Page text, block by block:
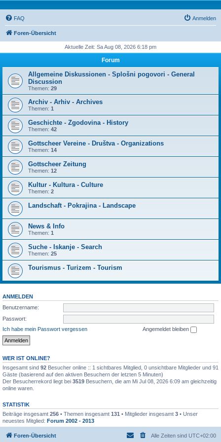
FAQ Anmelden
Foren-Übersicht
Aktuelle Zeit: Sa Aug 08, 2026 6:18 pm
Forum
Allgemeine Diskussionen - Splošni pogovori - General
Discussion
Themen: 29
Archiv - Arhiv - Archives
Themen: 1
Geschichte - Zgodovina - History
Themen: 42
Gottscheer Vereine - Društva - Organizations
Themen: 14
Gottscheer Zeitung
Themen: 12
Kultur - Kultura - Culture
Themen: 2
Landschaft - Pokrajina - Landscape
News & Info
Themen: 1
Suche - Iskanje - Search
Themen: 25
Tourismus - Turizem - Tourism
ANMELDEN
Benutzername:
Passwort:
Ich habe mein Passwort vergessen
Angemeldet bleiben
WER IST ONLINE?
Insgesamt sind 92 Besucher online :: 1 sichtbares Mitglied, 0 unsichtbare Mitglieder und 91
Gäste (basierend auf den aktiven Besuchern der letzten 5 Minuten)
Der Besucherrekord liegt bei 3519 Besuchern, die am Mi Jul 08, 2026 6:09 am gleichzeitig
online waren.
STATISTIK
Beiträge insgesamt 256 • Themen insgesamt 131 • Mitglieder insgesamt 3 • Unser
neuestes Mitglied: Forum 2002 - 2013
Foren-Übersicht Alle Zeiten sind UTC+02:00